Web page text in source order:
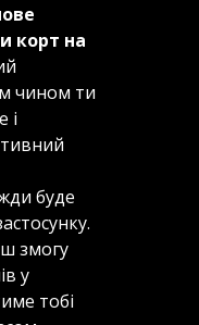
корт на
чином ти
і
буде
змогу
у
тобі